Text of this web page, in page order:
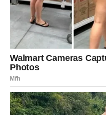
trenutku, ili će neko tražiti
okolnostima.
Na poslu, možete dobiti
odluku. Iako ne volite
ostanete fleksibilni.
impulsivnim kupovinama.
U ljubavi, energija je